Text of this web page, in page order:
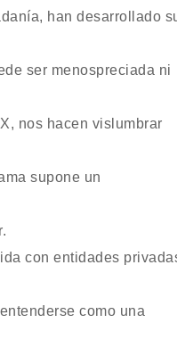
han desarrollado
ser menospreciada ni
nos hacen vislumbrar
supone un
con entidades
como una